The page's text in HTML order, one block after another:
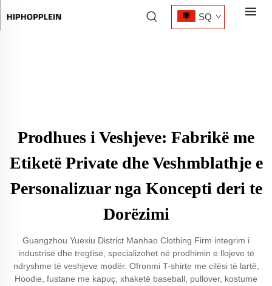
SQ
Prodhues i Veshjeve: Fabrikë me
Etiketë Private dhe Veshmblathje e
Personalizuar nga Koncepti deri te
Dorëzimi
Guangzhou Yuexiu District Manhao Clothing Firm integrim i
industrisë dhe tregtisë, specializohet në prodhimin e llojeve të
ndryshme të veshjeve modër. Ofronmi T-shirte me cilësi të lartë,
Hoodie, fustane me kapuç, xhaketë baseball, pullover, kostume